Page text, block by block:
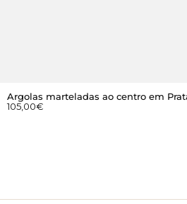
Argolas marteladas ao centro em
105,00€